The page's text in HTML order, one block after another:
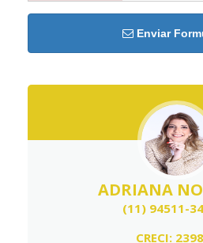
Enviar
ADRIANA
(11) 94511-
CRECI: